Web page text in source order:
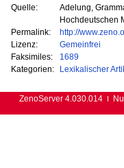
Quelle:
Adelung,
Hochdeutschen
Permalink:
http://
Lizenz:
Gemeinfrei
Faksimiles:
1689
Kategorien:
Lexikalischer
ZenoServer 4.030.014